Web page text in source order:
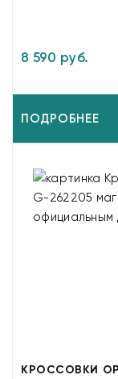
8 590 руб.
ПОДРОБНЕЕ
КРОССОВКИ